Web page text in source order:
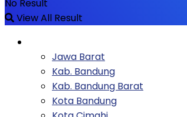
No Result
View All Result
Jawa Barat
Kab. Bandung
Kab. Bandung Barat
Kota Bandung